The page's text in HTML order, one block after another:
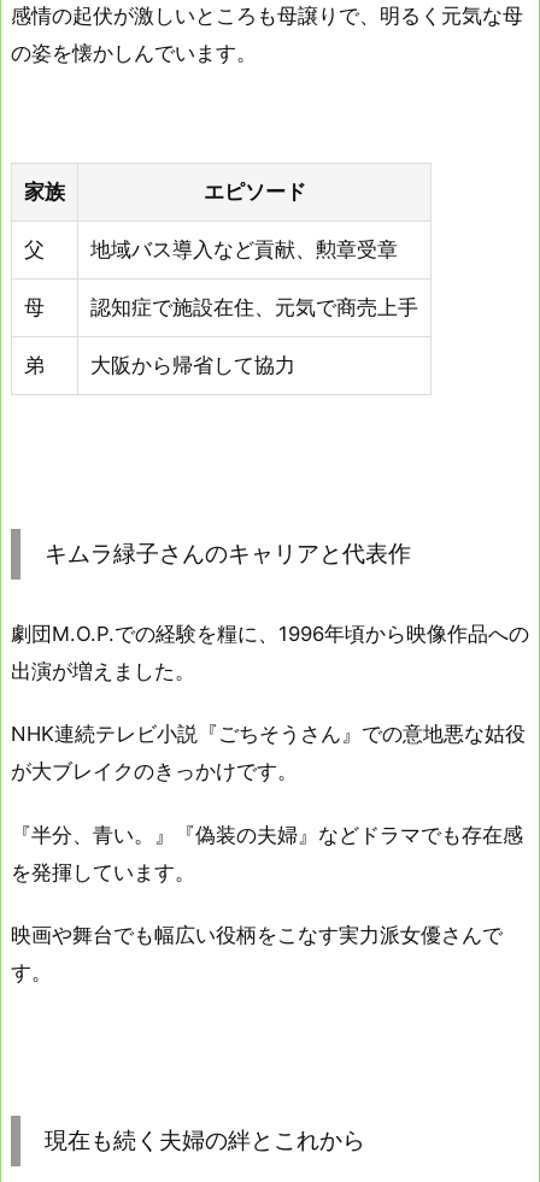
感情の起伏が激しいところも母譲りで、明るく元気な母
の姿を懐かしんでいます。
家族 エピソード
父 地域バス導入など貢献、勲章受章
母 認知症で施設在住、元気で商売上手
弟 大阪から帰省して協力
キムラ緑子さんのキャリアと代表作
劇団M.O.P.での経験を糧に、1996年頃から映像作品への
出演が増えました。
NHK連続テレビ小説『ごちそうさん』での意地悪な姑役
が大ブレイクのきっかけです。
『半分、青い。』『偽装の夫婦』などドラマでも存在感
を発揮しています。
映画や舞台でも幅広い役柄をこなす実力派女優さんで
す。
現在も続く夫婦の絆とこれから